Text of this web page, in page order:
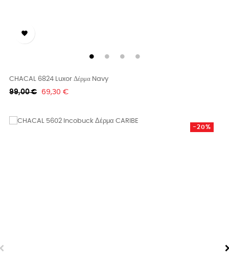

CHACAL 6824 Luxor Δέρμα Navy
Κανονική
99,00 € Τιμή
69,30 €
-20%